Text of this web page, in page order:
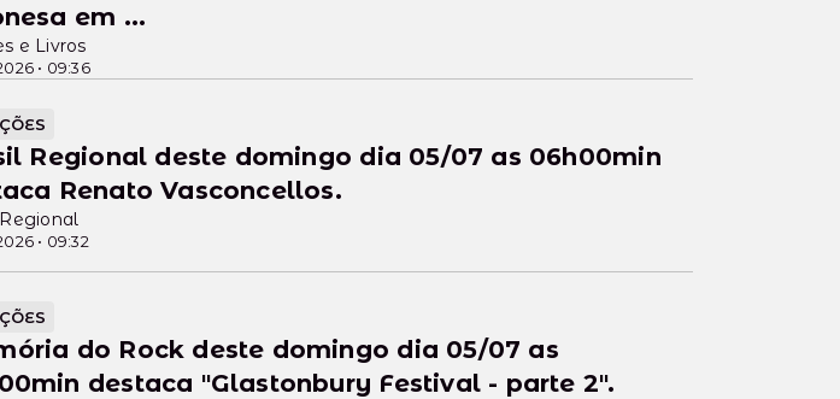
• 09:36
em ...
e Livros
• 09:32
Regional deste domingo dia 05/07 as 06h00min
Renato Vasconcellos.
do Rock deste domingo dia 05/07 as
destaca "Glastonbury Festival - parte 2".